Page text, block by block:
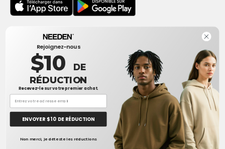
Bureau
One Dundas Street West Suite 2500
Toronto, Ontario, M5G 1Z3
Ceci n'est PAS l'adresse de retour. Pour les retours, voir ici
Bureau
1300 rue Sherbrooke Ouest #400
Montreal, Quebec, H3G 1H9
Ceci n'est PAS l'adresse de retour. Pour les retours, voir ici
Bonjour
Si vous avez des questions ou des
Rejoignez-nous
$10 DE
RÉDUCTION
Recevez-le sur votre premier achat.
ENVOYER $ 10 DE RÉDUCTION
Non merci, je déteste les réductions